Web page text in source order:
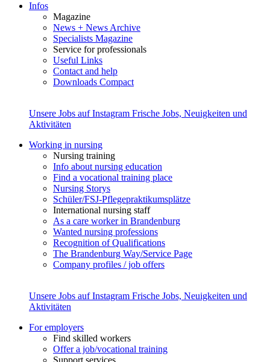
Infos
Magazine
News + News Archive
Specialists Magazine
Service for professionals
Useful Links
Contact and help
Downloads Compact
Unsere Jobs auf Instagram Frische Jobs, Neuigkeiten und
Aktivitäten
Working in nursing
Nursing training
Info about nursing education
Find a vocational training place
Nursing Storys
Schüler/FSJ-Pflegepraktikumsplätze
International nursing staff
As a care worker in Brandenburg
Wanted nursing professions
Recognition of Qualifications
The Brandenburg Way/Service Page
Company profiles / job offers
Unsere Jobs auf Instagram Frische Jobs, Neuigkeiten und
Aktivitäten
For employers
Find skilled workers
Offer a job/vocational training
Support services